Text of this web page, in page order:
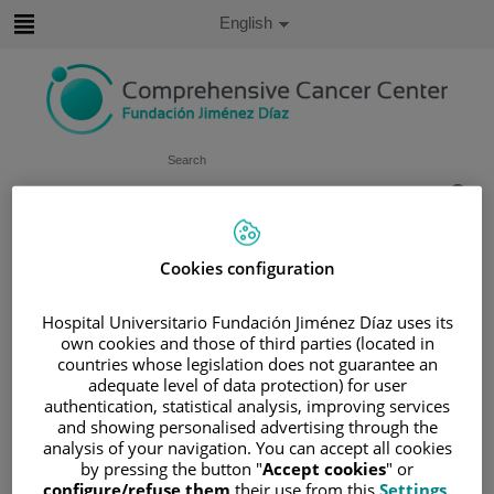
content
Search
Active
English
PATIENT AREA
UNDERSTANDING CANCER
FUNCTIONAL AREAS
/HEAD AND NECK CANCER
CABEZA Y CUELLO
/CÁNCER DE CABEZA Y CUELLO
Cáncer de cabeza y cuello
Cookies configuration
Hospital Universitario Fundación Jiménez Díaz uses its
own cookies and those of third parties (located in
countries whose legislation does not guarantee an
adequate level of data protection) for user
authentication, statistical analysis, improving services
and showing personalised advertising through the
analysis of your navigation. You can accept all cookies
by pressing the button "Accept cookies" or
configure/refuse them their use from this Settings.